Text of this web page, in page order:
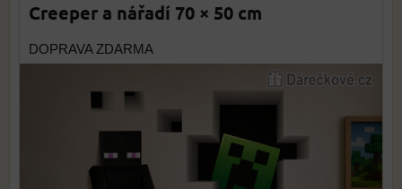
Creeper a nářadí 70 × 50 cm
DOPRAVA ZDARMA